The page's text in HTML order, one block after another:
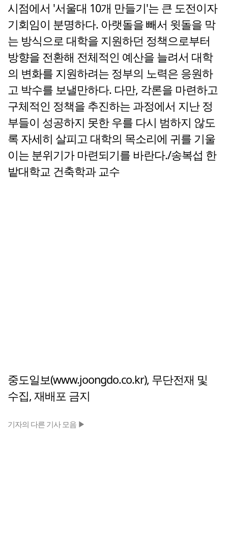
시점에서 '서울대 10개 만들기'는 큰 도전이자
기회임이 분명하다. 아랫돌을 빼서 윗돌을 막
는 방식으로 대학을 지원하던 정책으로부터
방향을 전환해 전체적인 예산을 늘려서 대학
의 변화를 지원하려는 정부의 노력은 응원하
고 박수를 보낼만하다. 다만, 각론을 마련하고
구체적인 정책을 추진하는 과정에서 지난 정
부들이 성공하지 못한 우를 다시 범하지 않도
록 자세히 살피고 대학의 목소리에 귀를 기울
이는 분위기가 마련되기를 바란다./송복섭 한
밭대학교 건축학과 교수
중도일보(www.joongdo.co.kr), 무단전재 및
수집, 재배포 금지
기자의 다른 기사 모음 ▶